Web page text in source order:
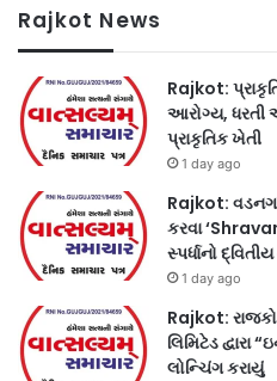
Rajkot News
Rajkot:
આરોગ્ય, ધરતી
પ્રાકૃતિક ખેતી
1 day ago
Rajkot:
કરવા
સ્પર્ધાનો
1 day ago
Rajkot:
લિમિટેડ દ્વારા
લોન્ચિંગ કરાયું